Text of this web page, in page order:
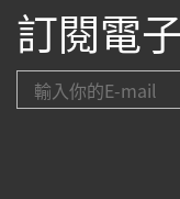
訂閱電